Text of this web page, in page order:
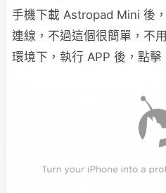
手機下載 Astropad Mini 後
連線，不過這個很簡單，不
環境下，執行 APP 後，點擊